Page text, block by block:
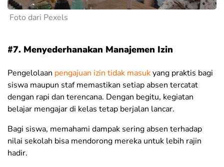
Foto dari Pexels
#7. Menyederhanakan Manajemen Izin
Pengelolaan pengajuan izin tidak masukyang praktis bagi
siswa maupun staf memastikan setiap absen tercatat
dengan rapi dan terencana. Dengan begitu, kegiatan
belajar mengajar di kelas tetap berjalan lancar.
Bagi siswa, memahami dampak sering absen terhadap
nilai sekolah bisa mendorong mereka untuk lebih rajin
hadir.